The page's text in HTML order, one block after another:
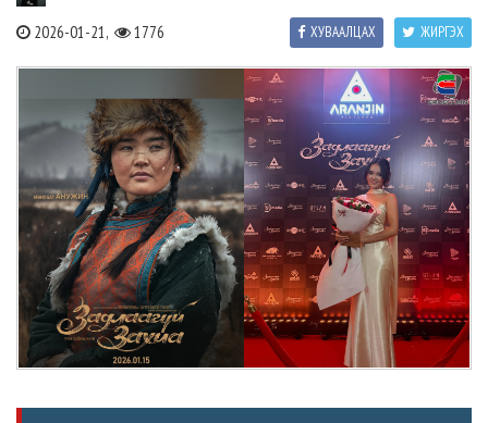
2026-01-21, 1776 ЖИРГЭХ
ХУВААЛЦАХ